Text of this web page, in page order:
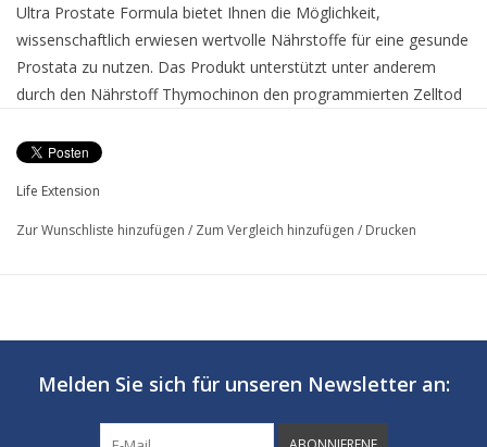
Ultra Prostate Formula bietet Ihnen die Möglichkeit,
wissenschaftlich erwiesen wertvolle Nährstoffe für eine gesunde
Prostata zu nutzen. Das Produkt unterstützt unter anderem
durch den Nährstoff Thymochinon den programmierten Zelltod
(seneszenten) Zellen möglich macht. Thymochinon ist ein
elf wichtigen Inhaltsstoffen.
programmierten Zelltods (Apoptose) bei. Durch Thymochinon
Life Extension
Zur Wunschliste hinzufügen / Zum Vergleich hinzufügen / Drucken
Melden Sie sich für unseren Newsletter an: